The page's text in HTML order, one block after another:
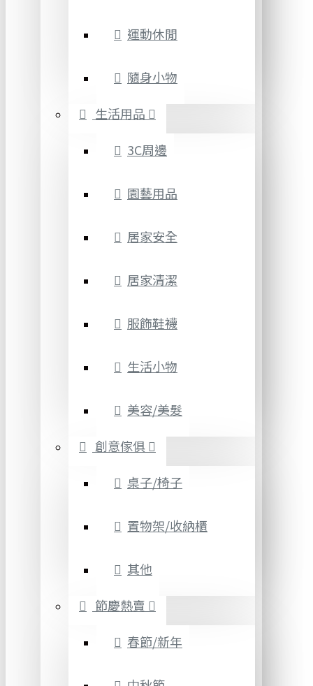
運動休閒
隨身小物
生活用品
3C周邊
園藝用品
居家安全
居家清潔
服飾鞋襪
生活小物
美容/美髮
創意傢俱
桌子/椅子
置物架/收納櫃
其他
節慶熱賣
春節/新年